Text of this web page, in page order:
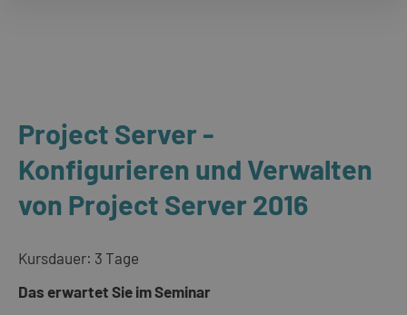
Project Server -
Konfigurieren und Verwalten
von Project Server 2016
Kursdauer: 3 Tage
Das erwartet Sie im Seminar